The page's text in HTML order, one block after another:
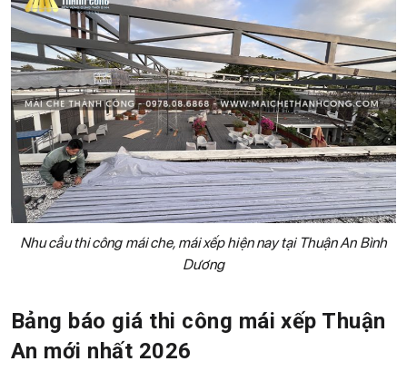
Nhu cầu thi công mái che, mái xếp hiện nay tại Thuận An Bình
Dương
Bảng báo giá thi công mái xếp Thuận
An mới nhất 2026